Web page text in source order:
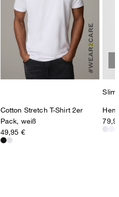
Cotton Stretch T-Shirt 2er
Pack, weiß
49,95 €
Slim